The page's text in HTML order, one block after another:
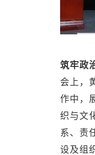
筑牢政
会上，
作中，
织与文
系、责
设及组